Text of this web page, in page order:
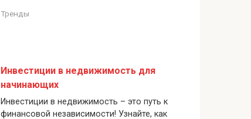
Тренды
Инвестиции в недвижимость для
начинающих
Инвестиции в недвижимость – это путь к
финансовой независимости! Узнайте, как